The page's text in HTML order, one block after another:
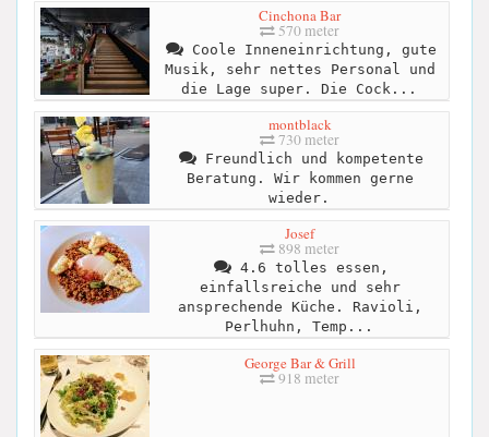
Cinchona Bar
570 meter
Coole Inneneinrichtung, gute
Musik, sehr nettes Personal und
die Lage super. Die Cock...
montblack
730 meter
Freundlich und kompetente
Beratung. Wir kommen gerne
wieder.
Josef
898 meter
4.6 tolles essen,
einfallsreiche und sehr
ansprechende Küche. Ravioli,
Perlhuhn, Temp...
George Bar & Grill
918 meter